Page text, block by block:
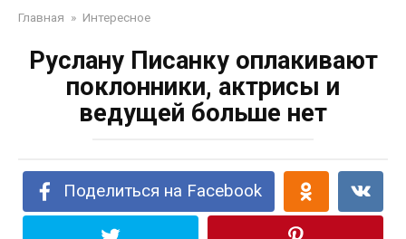
Главная » Интересное
Руслану Писанку оплакивают
поклонники, актрисы и
ведущей больше нет
Поделиться на Facebook